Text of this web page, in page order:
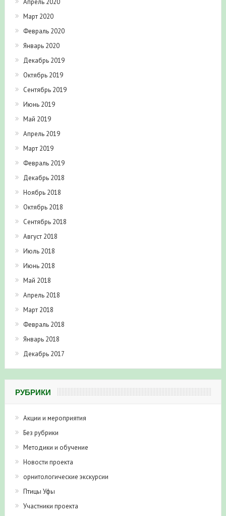
Март 2020
Февраль 2020
Январь 2020
Декабрь 2019
Октябрь 2019
Сентябрь 2019
Июнь 2019
Май 2019
Апрель 2019
Март 2019
Февраль 2019
Декабрь 2018
Ноябрь 2018
Октябрь 2018
Сентябрь 2018
Август 2018
Июль 2018
Июнь 2018
Май 2018
Апрель 2018
Март 2018
Февраль 2018
Январь 2018
Декабрь 2017
РУБРИКИ
Без рубрики
Методики и обучение
Новости проекта
орнитологические экскурсии
Птицы Уфы
Участники проекта